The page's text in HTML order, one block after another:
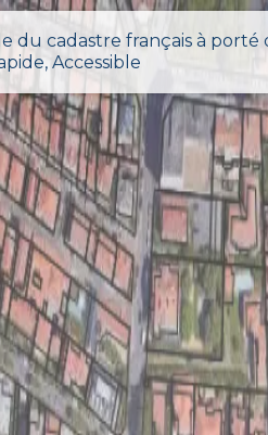
du cadastre français à porté
Accessible